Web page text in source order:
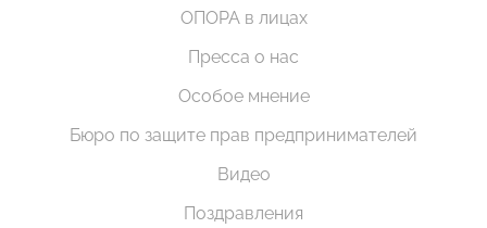
ОПОРА в лицах
Пресса о нас
Особое мнение
Бюро по защите прав предпринимателей
Видео
Поздравления